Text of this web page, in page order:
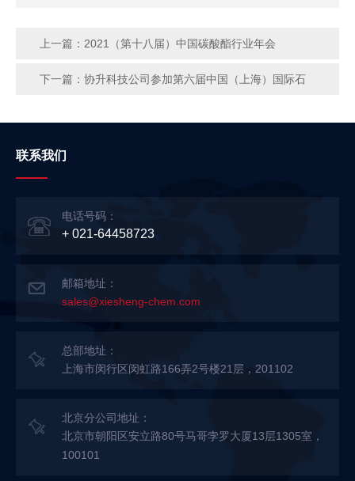
上一篇： 2021（第十八届）中国碳酸酯行业年会
下一篇： 协升科技公司参加第六届中国（上海）国际石
联系我们
电话号码：
+ 021-64458723
邮箱地址：
sales@xiesheng-chem.com
总部地址：
上海市闵行区闵虹路166弄2号楼21层，201102
北京分公司地址：
北京市朝阳区安立路80号马哥孛罗大厦13层1305室，
100101